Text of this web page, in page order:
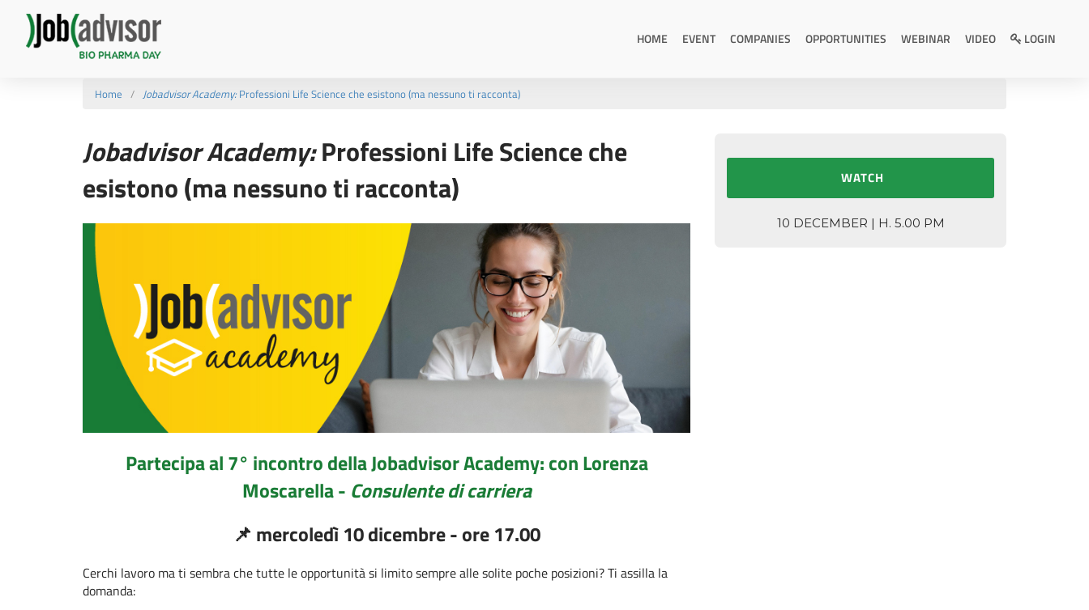
HOME EVENT COMPANIES OPPORTUNITIES WEBINAR VIDEO LOGIN
Home Jobadvisor Academy:Professioni Life Science che esistono (ma nessuno ti racconta)
Jobadvisor Academy:Professioni Life Science che
esistono (ma nessuno ti racconta)
Partecipa al 7° incontro della Jobadvisor Academy: con Lorenza
Moscarella - Consulente di carriera
📌 mercoledì 10 dicembre - ore 17.00
Cerchi lavoro ma ti sembra che tutte le opportunità si limito sempre alle solite poche posizioni? Ti assilla la
domanda:
WATCH
10 DECEMBER | H. 5.00 PM